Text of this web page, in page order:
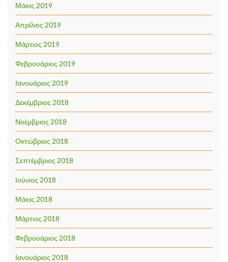
Μάιος 2019
Απρίλιος 2019
Μάρτιος 2019
Φεβρουάριος 2019
Ιανουάριος 2019
Δεκέμβριος 2018
Νοέμβριος 2018
Οκτώβριος 2018
Σεπτέμβριος 2018
Ιούνιος 2018
Μάιος 2018
Μάρτιος 2018
Φεβρουάριος 2018
Ιανουάριος 2018